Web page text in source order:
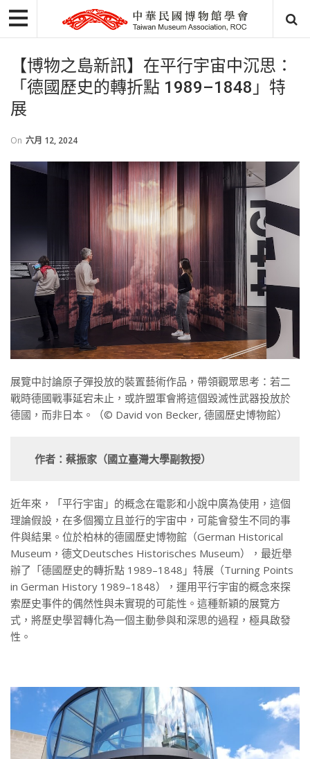
【博物之島新訊】在平行宇宙中沉思：
「德國歷史的轉折點 1989–1848」特
展
On 六月 12, 2024
展覽中討論原子彈投放的裝置藝術作品，帶領觀眾思考：若二
戰時德國戰事延宕未止，或許盟軍會將這個毀滅性武器投放於
德國，而非日本。（© David von Becker, 德國歷史博物館）
作者：蔡振家（國立臺灣大學副教授）
近年來，「平行宇宙」的概念在電影和小說中廣為使用，這個
理論假設，在多個獨立且並行的宇宙中，可能會發生不同的事
件與結果。位於柏林的德國歷史博物館（German Historical
Museum，德文Deutsches Historisches Museum），最近舉
辦了「德國歷史的轉折點 1989–1848」特展（Turning Points
in German History 1989–1848），運用平行宇宙的概念來探
索歷史事件的偶然性與未實現的可能性。這種新穎的展覽方
式，將歷史學習轉化為一個主動參與和深思的過程，極具啟發
性。